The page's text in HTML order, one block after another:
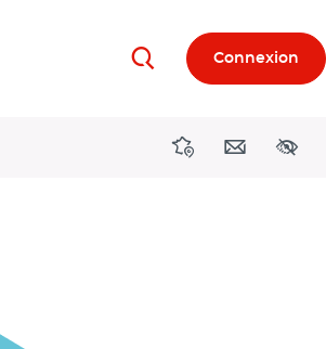
RechercherConnexion
DirectionsContact